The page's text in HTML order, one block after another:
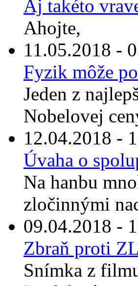
Aj takéto
Ahojte,
11.05.2018 -
Fyzik môže
Jeden z
Nobelovej
12.04.2018 -
Úvaha o
Na hanbu
zločinnými
09.04.2018 -
Zbraň proti
Snímka z